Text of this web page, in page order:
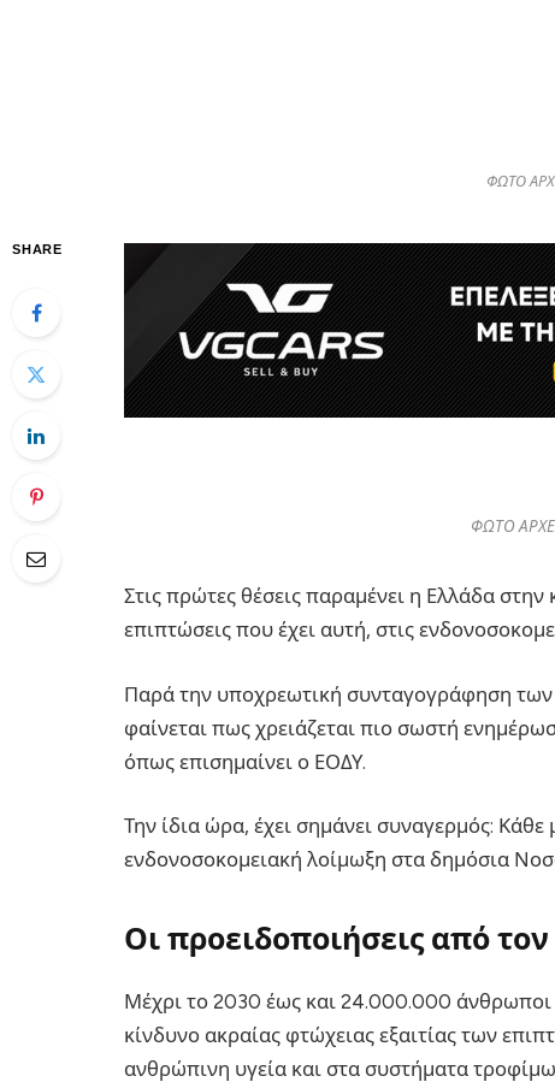
ΦΩΤΟ
SHARE
ΦΩΤΟ
Στις πρώτες θέσεις παραμένει η Ελλάδα
επιπτώσεις που έχει αυτή, στις
Παρά την υποχρεωτική συνταγογράφηση των
φαίνεται πως χρειάζεται πιο σωστή
όπως επισημαίνει ο ΕΟΔΥ.
Την ίδια ώρα, έχει σημάνει συναγερμός:
ενδονοσοκομειακή λοίμωξη στα δημόσια
Οι προειδοποιήσεις από
Μέχρι το 2030 έως και 24.000.000 άνθρωποι
κίνδυνο ακραίας φτώχειας εξαιτίας των
ανθρώπινη υγεία και στα συστήματα